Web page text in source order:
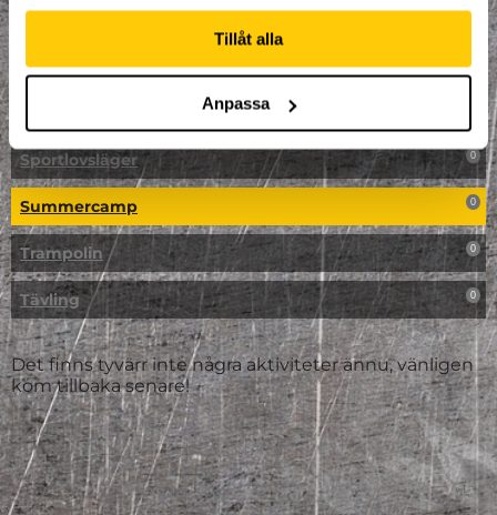
Tillåt alla
Anpassa
Påsklovsläger 0
Skateboard 0
Sportlovsläger 0
Summercamp 0
Trampolin 0
Tävling 0
Det finns tyvärr inte några aktiviteter ännu, vänligen
kom tillbaka senare!